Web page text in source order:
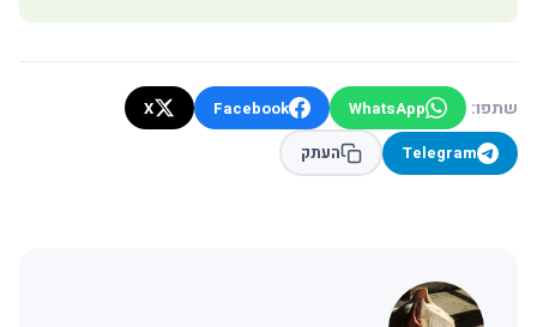
שתפו: WhatsApp
Facebook
X
Telegram
העתק